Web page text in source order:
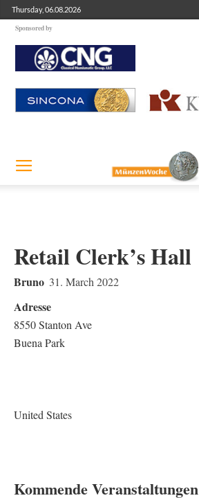
Thursday, 06.08.2026
Sponsored by
Retail Clerk’s Hall
Bruno 31. March 2022
Adresse
8550 Stanton Ave
Buena Park
United States
Kommende Veranstaltungen